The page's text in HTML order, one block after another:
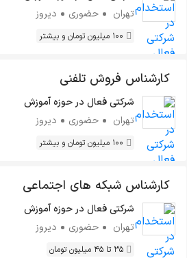
تهران
حضوری دیروز
100 میلیون تومان و بیشتر
کارشناس فروش تلفنی
شرکتی فعال در حوزه آموزش
تهران
حضوری دیروز
100 میلیون تومان و بیشتر
کارشناس شبکه های اجتماعی
شرکتی فعال در حوزه آموزش
تهران
حضوری دیروز
35 تا 45 میلیون تومان